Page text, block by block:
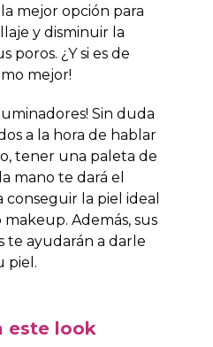
mejor opción para
y disminuir la
poros. ¿Y si es de
mejor!
Sin duda
a la hora de hablar
tener una paleta de
mano te dará el
la piel ideal
Además, sus
te ayudarán a darle
piel.
este look